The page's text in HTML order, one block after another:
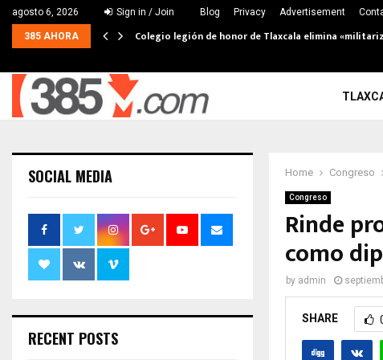
agosto 6, 2026 Sign in / Join Blog Privacy Advertisement
385 AHORA Colegio legión de honor de Tlaxcala elimina
Home Congreso
Congreso
Rinde
como
by admin
SHARE
SOCIAL MEDIA
RECENT POSTS